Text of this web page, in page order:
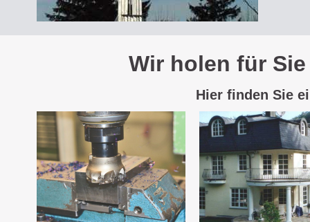
Wir holen für
Hier finden Sie